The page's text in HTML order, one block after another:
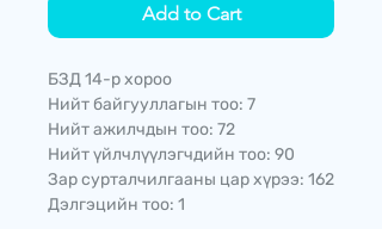
Add to Cart
БЗД 14-р хороо
Нийт байгууллагын тоо: 7
Нийт ажилчдын тоо: 72
Нийт үйлчлүүлэгчдийн тоо: 90
Зар сурталчилгааны цар хүрээ: 162
Дэлгэцийн тоо: 1